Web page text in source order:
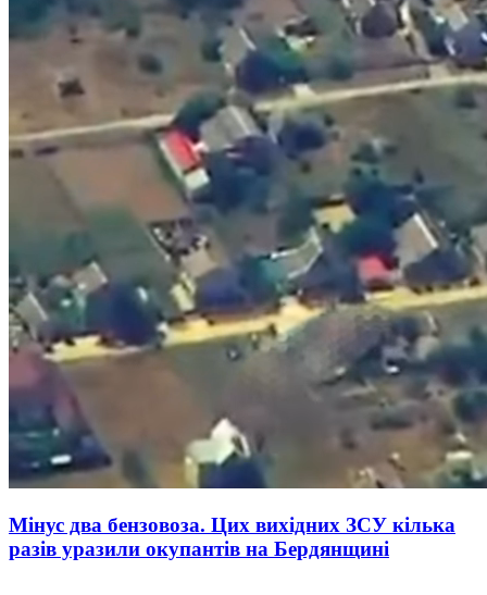
Мінус два бензовоза. Цих вихідних ЗСУ кілька
разів уразили окупантів на Бердянщині